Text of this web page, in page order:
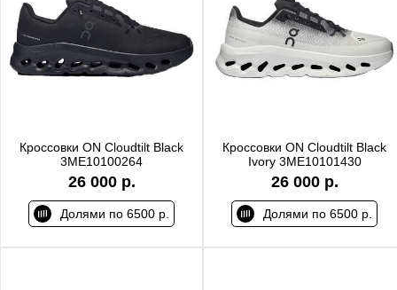
Кроссовки ON Cloudtilt Black
3ME10100264
26 000 р.
Долями по 6500 р.
Кроссовки ON Cloudtilt Black
Ivory 3ME10101430
26 000 р.
Долями по 6500 р.